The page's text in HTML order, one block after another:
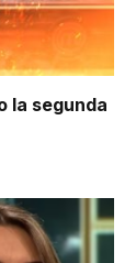
la segunda